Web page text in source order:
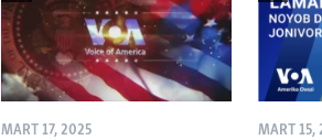
MART 17, 2025 MART 15,